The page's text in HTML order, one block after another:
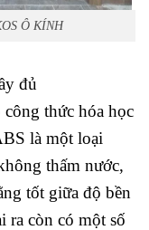
Ô KÍNH
đủ
công thức hóa học
là một loại
thấm nước,
tốt giữa độ bền
ra còn có một số